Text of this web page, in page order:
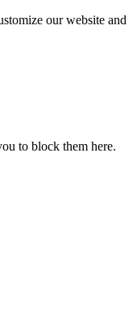
our website and
to block them here.